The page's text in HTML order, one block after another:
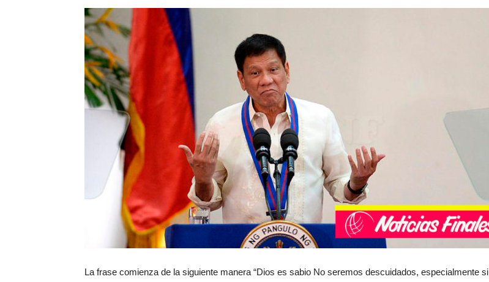
La frase comienza de la siguiente manera “Dios es sabio No seremos descuidados, especialmente si